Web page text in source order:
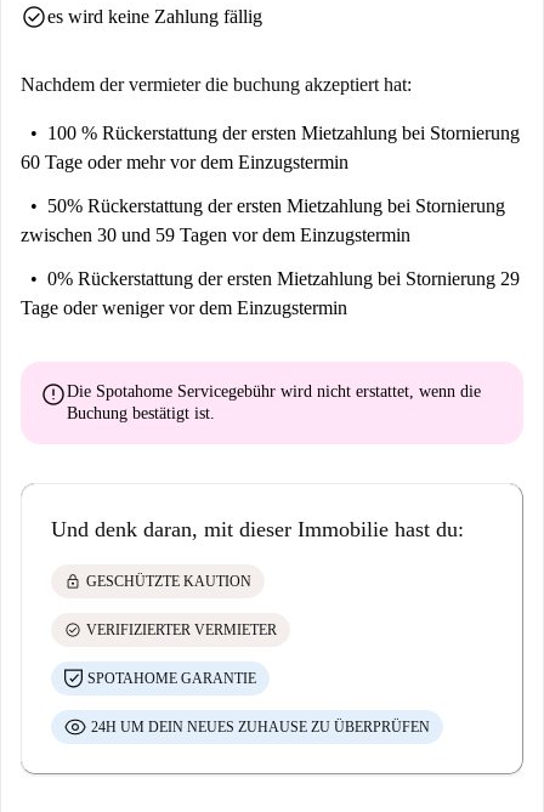
check_circlees wird keine Zahlung fällig
Nachdem der vermieter die buchung akzeptiert hat:
100 % Rückerstattung der ersten Mietzahlung bei Stornierung
60 Tage oder mehr vor dem Einzugstermin
50% Rückerstattung der ersten Mietzahlung bei Stornierung
zwischen 30 und 59 Tagen vor dem Einzugstermin
0% Rückerstattung der ersten Mietzahlung bei Stornierung 29
Tage oder weniger vor dem Einzugstermin
errorDie Spotahome Servicegebühr wird nicht erstattet, wenn die
Buchung bestätigt ist.
Und denk daran, mit dieser Immobilie hast du:
lock GESCHÜTZTE KAUTION
check_circle VERIFIZIERTER VERMIETER
SPOTAHOME GARANTIE
24H UM DEIN NEUES ZUHAUSE ZU ÜBERPRÜFEN